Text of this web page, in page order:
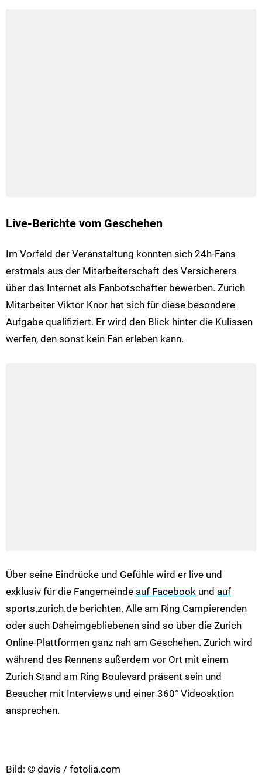
Live-Berichte vom Geschehen
Im Vorfeld der Veranstaltung konnten sich 24h-Fans
erstmals aus der Mitarbeiterschaft des Versicherers
über das Internet als Fanbotschafter bewerben. Zurich
Mitarbeiter Viktor Knor hat sich für diese besondere
Aufgabe qualifiziert. Er wird den Blick hinter die Kulissen
werfen, den sonst kein Fan erleben kann.
Über seine Eindrücke und Gefühle wird er live und
exklusiv für die Fangemeinde auf Facebook und auf
sports.zurich.de berichten. Alle am Ring Campierenden
oder auch Daheimgebliebenen sind so über die Zurich
Online-Plattformen ganz nah am Geschehen. Zurich wird
während des Rennens außerdem vor Ort mit einem
Zurich Stand am Ring Boulevard präsent sein und
Besucher mit Interviews und einer 360° Videoaktion
ansprechen.
Bild: © davis / fotolia.com